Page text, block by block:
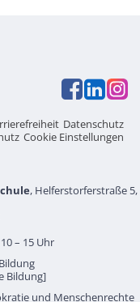
Datenschutz
Cookie Einstellungen
, Helferstorferstraße 5,
– 15 Uhr
Bildung]
und Menschenrechte